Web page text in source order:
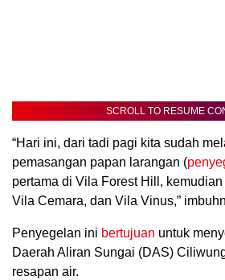
SCROLL TO RESUME
“Hari ini, dari tadi pagi kita sudah
pemasangan papan larangan (
pertama di Vila Forest Hill,
Vila Cemara, dan Vila Vinus,”
Penyegelan ini bertujuan untuk
Daerah Aliran Sungai (DAS)
resapan air.